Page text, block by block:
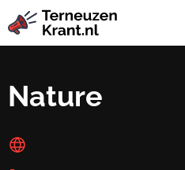
Nature